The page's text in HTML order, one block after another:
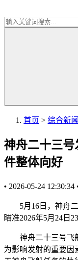
首页 > 综合新闻
神舟二十三
件整体向好
• 2026-05-24 12:30:34
5月16日，神舟二
瞄准2026年5月24日
神舟二十三号飞船
为影响发射的重要因